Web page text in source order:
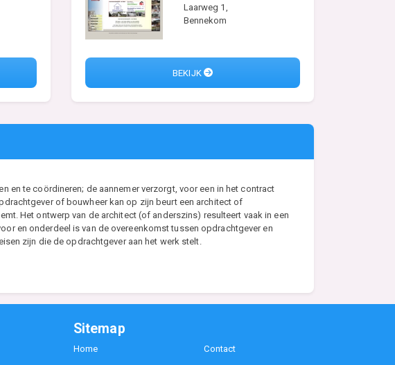
Laarweg 1,
Bennekom
BEKIJK
en te coördineren; de aannemer verzorgt, voor een in het contract
of bouwheer kan op zijn beurt een architect of
Het ontwerp van de architect (of anderszins) resulteert vaak in een
en onderdeel is van de overeenkomst tussen opdrachtgever en
zijn die de opdrachtgever aan het werk stelt.
Sitemap
Home Contact